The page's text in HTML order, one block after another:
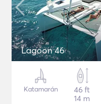
Lagoon 46
Katamarán
46 ft
14 m